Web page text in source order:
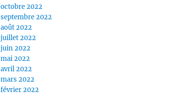
octobre 2022
septembre 2022
août 2022
juillet 2022
juin 2022
mai 2022
avril 2022
mars 2022
février 2022